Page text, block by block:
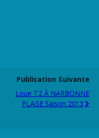
Publication Suivante
Loue T2 À NARBONNE
PLAGE Saison 2013